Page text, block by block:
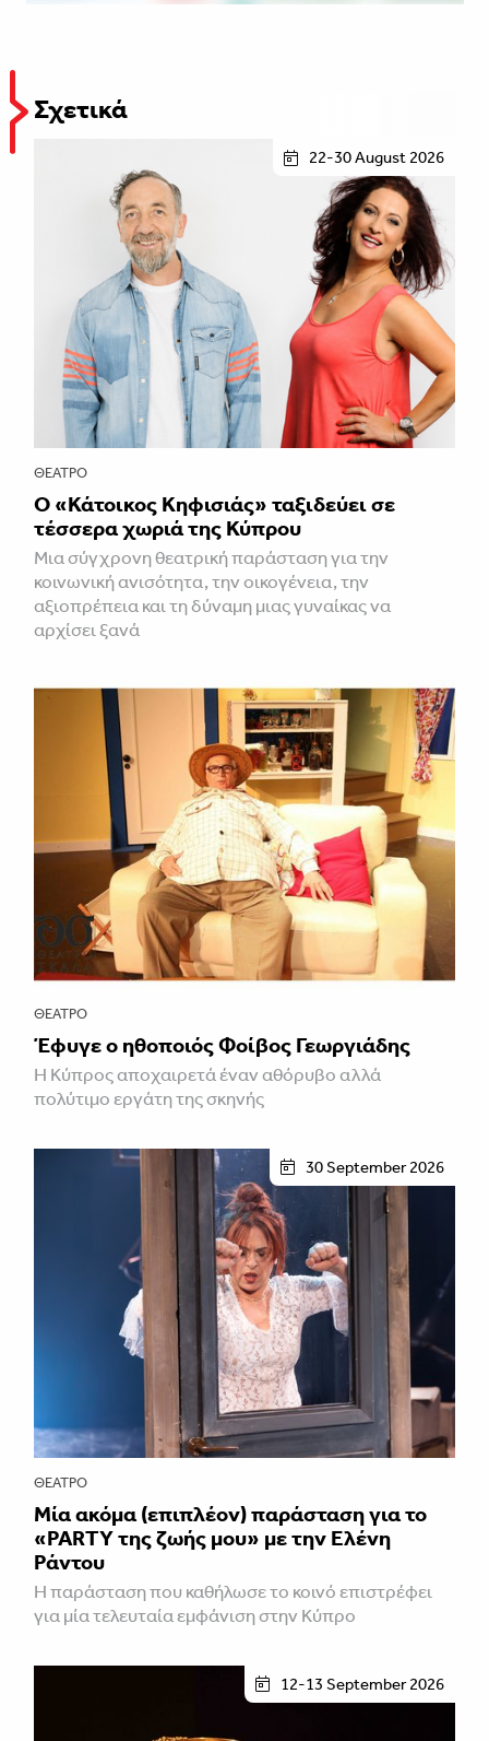
Σχετικά
22-30 August 2026
ΘΈΑΤΡΟ
Ο «Κάτοικος Κηφισιάς» ταξιδεύει σε
τέσσερα χωριά της Κύπρου
Μια σύγχρονη θεατρική παράσταση για την
κοινωνική ανισότητα, την οικογένεια, την
αξιοπρέπεια και τη δύναμη μιας γυναίκας να
αρχίσει ξανά
ΘΈΑΤΡΟ
Έφυγε ο ηθοποιός Φοίβος Γεωργιάδης
Η Κύπρος αποχαιρετά έναν αθόρυβο αλλά
πολύτιμο εργάτη της σκηνής
30 September 2026
ΘΈΑΤΡΟ
Μία ακόμα (επιπλέον) παράσταση για το
«PARTY της ζωής μου» με την Ελένη
Ράντου
Η παράσταση που καθήλωσε το κοινό επιστρέφει
για μία τελευταία εμφάνιση στην Κύπρο
12-13 September 2026